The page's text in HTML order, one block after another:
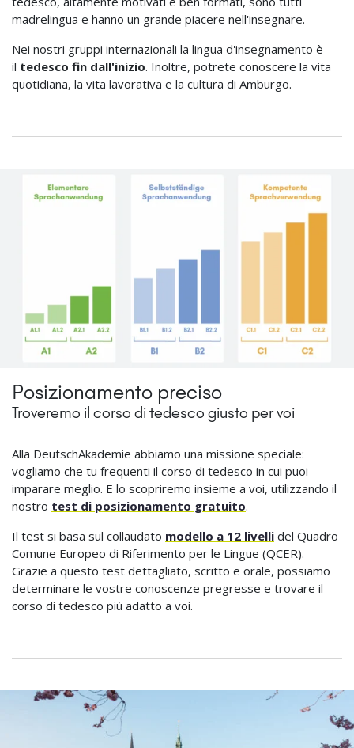
madrelingua e hanno un grande piacere nell'insegnare.
Nei nostri gruppi internazionali la lingua d'insegnamento è
il tedesco fin dall'inizio. Inoltre, potrete conoscere la vita
quotidiana, la vita lavorativa e la cultura di Amburgo.
Posizionamento preciso
Troveremo il corso di tedesco giusto per voi
Alla DeutschAkademie abbiamo una missione speciale:
vogliamo che tu frequenti il corso di tedesco in cui puoi
imparare meglio. E lo scopriremo insieme a voi, utilizzando il
nostro test di posizionamento gratuito.
Il test si basa sul collaudato modello a 12 livelli del Quadro
Comune Europeo di Riferimento per le Lingue (QCER).
Grazie a questo test dettagliato, scritto e orale, possiamo
determinare le vostre conoscenze pregresse e trovare il
corso di tedesco più adatto a voi.